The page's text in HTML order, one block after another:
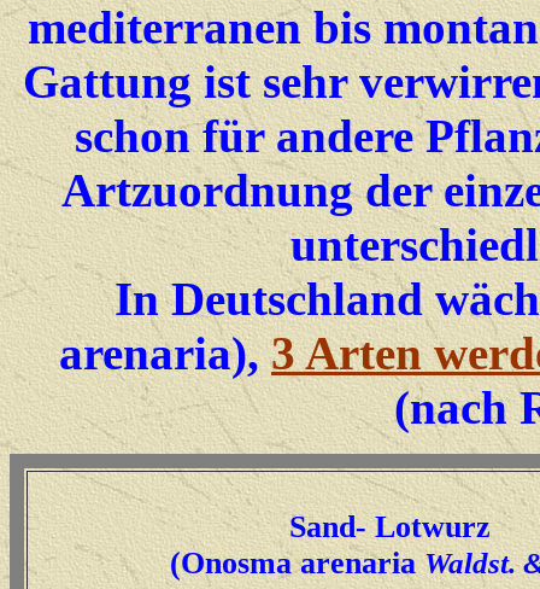
mediterranen bis
Gattung ist sehr
schon für andere
Artzuordnung der
In Deutschland
arenaria),3 Arten
(nach
Sand- Lotwurz
(Onosma arenariaWaldst.